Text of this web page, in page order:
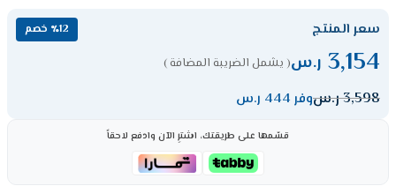
سعر المنتج ٪12 خصم
3,154 ر.س( يشمل الضريبة المضافة )
3,598ر.سوفر 444 ر.س
قسّمها على طريقتك، اشترِ الآن وادفع لاحقاً